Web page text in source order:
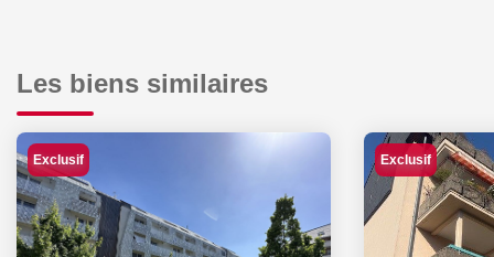
Les biens similaires
Exclusif Exclusif